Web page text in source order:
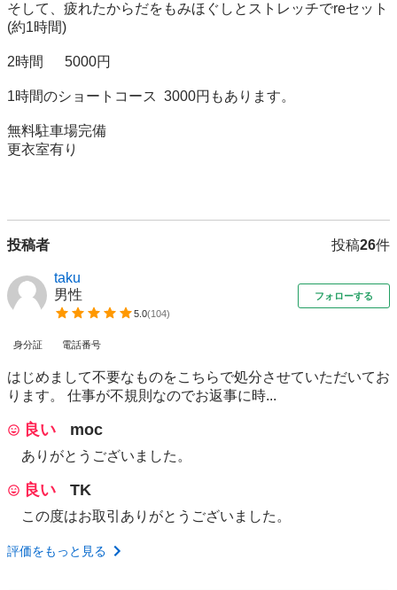
そして、疲れたからだをもみほぐしとストレッチでreセット
(約1時間)
2時間      5000円
1時間のショートコース  3000円もあります。
無料駐車場完備
更衣室有り
投稿者 投稿26件
taku
男性
5.0(104)
フォローする
身分証 電話番号
はじめまして不要なものをこちらで処分させていただいてお
ります。 仕事が不規則なのでお返事に時...
良い moc
ありがとうございました。
良い TK
この度はお取引ありがとうございました。
評価をもっと見る